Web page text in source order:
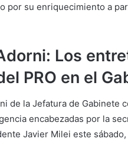
por su enriquecimiento a
Los
PRO en el
de la Jefatura de
encabezadas por la
Javier Milei este